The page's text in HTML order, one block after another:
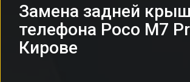
Замена задней
телефона Poco M7
Кирове